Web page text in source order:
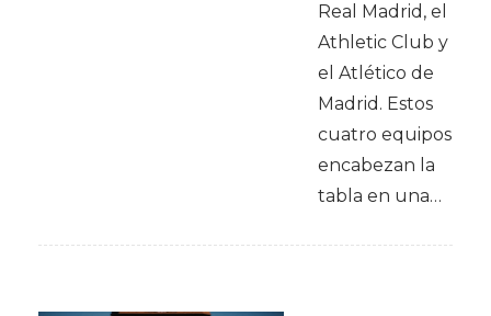
Real Madrid, el
Athletic Club y
el Atlético de
Madrid. Estos
cuatro equipos
encabezan la
tabla en una…